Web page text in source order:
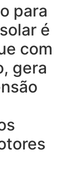
para
é
com
gera